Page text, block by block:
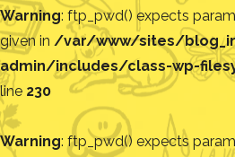
Warning: ftp_pwd() expects
given in /var/www/sites/
admin/includes/class-wp-
line 230
Warning: ftp_pwd() expects